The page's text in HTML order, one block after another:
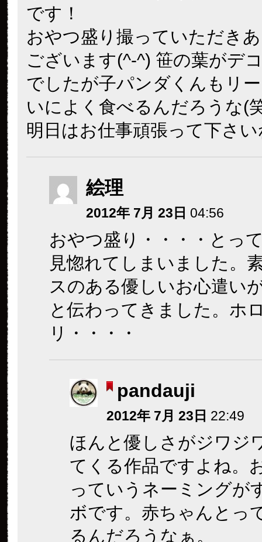
です！
おやつ盛り撮っていただき
ございます(^-^) 笹の葉がデ
でしたが子パンダくんもリ
いによく食べるんだろうな(
明日はお仕事頑張って下さ
絵理
2012年 7月 23日 04:56
おやつ盛り・・・・とっ
見惚れてしまいました。
スのある優しいお心遣い
と伝わってきました。ホ
リ・・・・
pandauji
2012年 7月 23日 22:49
ほんと優しさがジワジ
てくる作品ですよね。
っていうネーミングが
ボです。赤ちゃんとっ
るんだろうなぁ。